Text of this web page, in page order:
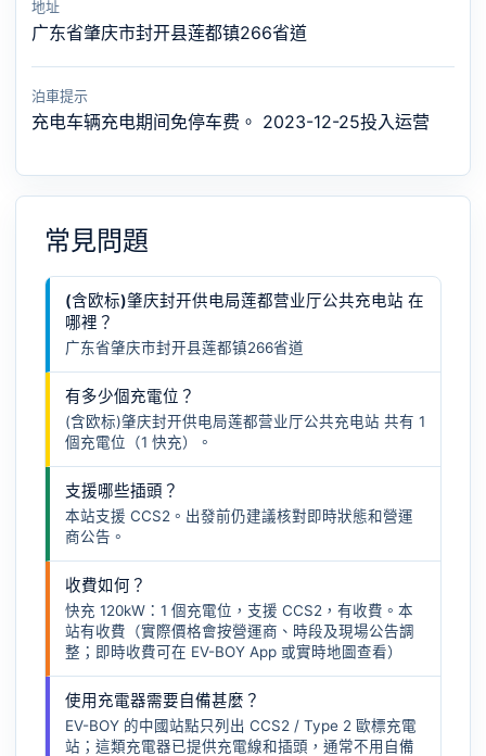
地址
广东省肇庆市封开县莲都镇266省道
泊車提示
充电车辆充电期间免停车费。 2023-12-25投入运营
常見問題
(含欧标)肇庆封开供电局莲都营业厅公共充电站 在
哪裡？
广东省肇庆市封开县莲都镇266省道
有多少個充電位？
(含欧标)肇庆封开供电局莲都营业厅公共充电站 共有 1
個充電位（1 快充）。
支援哪些插頭？
本站支援 CCS2。出發前仍建議核對即時狀態和營運
商公告。
收費如何？
快充 120kW：1 個充電位，支援 CCS2，有收費。本
站有收費（實際價格會按營運商、時段及現場公告調
整；即時收費可在 EV-BOY App 或實時地圖查看）
使用充電器需要自備甚麼？
EV-BOY 的中國站點只列出 CCS2 / Type 2 歐標充電
站；這類充電器已提供充電線和插頭，通常不用自備